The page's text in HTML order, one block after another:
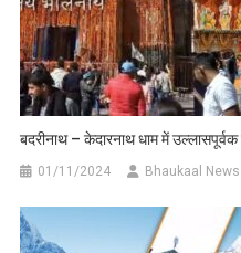
बदरीनाथ – केदारनाथ धाम में उल्लासपूर्वक
01/11/2024 Bhaukaal News